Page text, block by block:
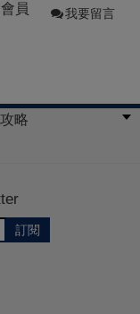
員
我要留言
略
訂閱